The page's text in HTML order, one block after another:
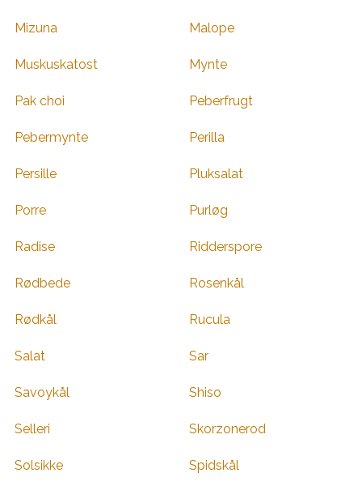
Mizuna Malope
Muskuskatost Mynte
Pak choi Peberfrugt
Pebermynte Perilla
Persille Pluksalat
Porre Purløg
Radise Ridderspore
Rødbede Rosenkål
Rødkål Rucula
Salat Sar
Savoykål Shiso
Selleri Skorzonerod
Solsikke Spidskål